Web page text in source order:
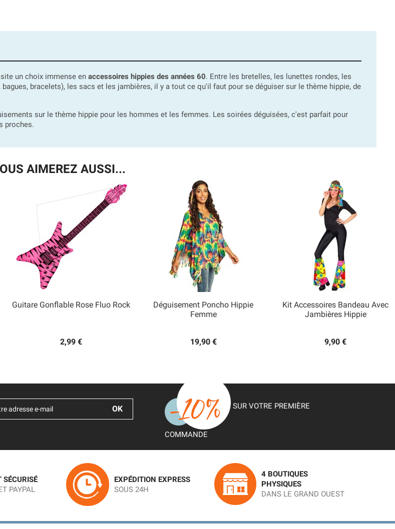
un choix immense en accessoires hippies des années 60. Entre les bretelles, les lunettes rondes, les
bracelets), les sacs et les jambières, il y a tout ce qu'il faut pour se déguiser sur le thème hippie, de
sur le thème hippie pour les hommes et les femmes. Les soirées déguisées, c'est parfait pour
proches.
AIMEREZ AUSSI...
Guitare Gonflable Rose Fluo Rock
2,99 €
Déguisement Poncho Hippie
Femme
19,90 €
Aperçu rapide
Kit Accessoires Bandeau Avec
Jambières Hippie
9,90 €
Aperçu rapide
SUR VOTRE PREMIÈRE
COMMANDE
SÉCURISÉ
PAYPAL
EXPÉDITION EXPRESS
SOUS 24H
4 BOUTIQUES
PHYSIQUES
DANS LE GRAND OUEST